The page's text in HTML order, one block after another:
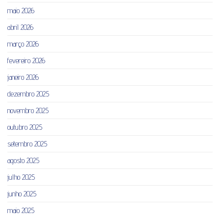
maio 2026
abril 2026
março 2026
fevereiro 2026
janeiro 2026
dezembro 2025
novembro 2025
outubro 2025
setembro 2025
agosto 2025
julho 2025
junho 2025
maio 2025